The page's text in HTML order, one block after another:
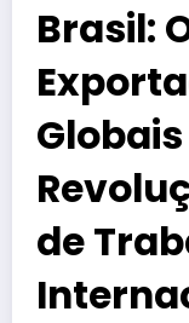
Brasil:
de